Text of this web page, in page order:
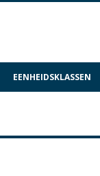
EENHEIDSKLASSEN